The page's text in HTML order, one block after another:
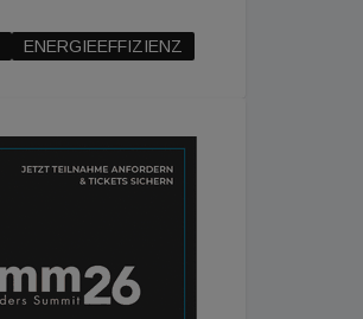
ENERGIEEFFIZIENZ